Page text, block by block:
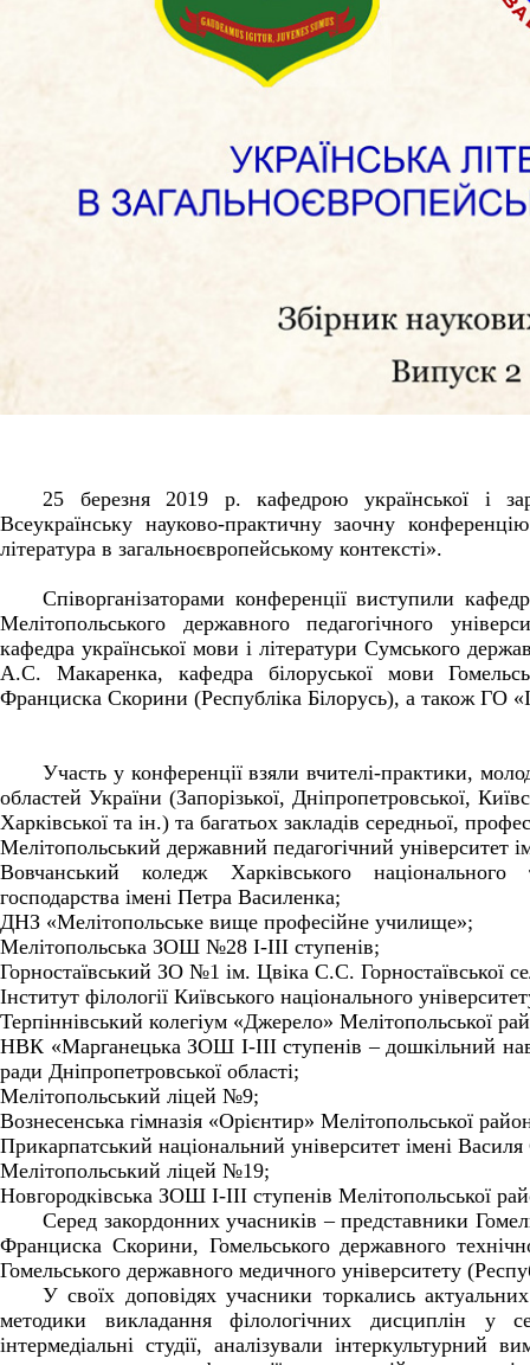
25 березня 2019 р. кафедрою української і
Всеукраїнську науково-практичну заочну
література в загальноєвропейському контексті».
Співорганізаторами конференції виступили
Мелітопольського державного педагогічного
кафедра української мови і літератури Сумського
А.С. Макаренка, кафедра білоруської мови
Франциска Скорини (Республіка Білорусь), а також ГО
Участь у конференції взяли вчителі-практики,
областей України (Запорізької, Дніпропетровської,
Харківської та ін.) та багатьох закладів середньої,
Мелітопольський державний педагогічний університет
Вовчанський коледж Харківського національного
господарства імені Петра Василенка;
ДНЗ «Мелітопольське вище професійне училище»;
Мелітопольська ЗОШ №28 І-ІІІ ступенів;
Горностаївський ЗО №1 ім. Цвіка С.С. Горностаївської
Інститут філології Київського національного
Терпіннівський колегіум «Джерело» Мелітопольської
НВК «Марганецька ЗОШ І-ІІІ ступенів – дошкільний
ради Дніпропетровської області;
Мелітопольський ліцей №9;
Вознесенська гімназія «Орієнтир» Мелітопольської
Прикарпатський національний університет імені
Мелітопольський ліцей №19;
Новгородківська ЗОШ І-ІІІ ступенів Мелітопольської
Серед закордонних учасників – представники
Франциска Скорини, Гомельського державного
Гомельського державного медичного університету
У своїх доповідях учасники торкались
методики викладання філологічних дисциплін у
інтермедіальні студії, аналізували інтеркультурний